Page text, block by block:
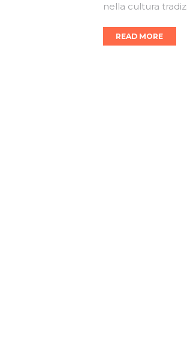
nella cultura
READ MORE